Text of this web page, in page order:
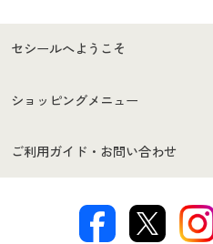
セシールへようこそ
はじめての方へ
セシールご利用規約
著作権・商標について
ショッピングメニュー
商品カテゴリ
ご利用ガイド・お問い合わせ